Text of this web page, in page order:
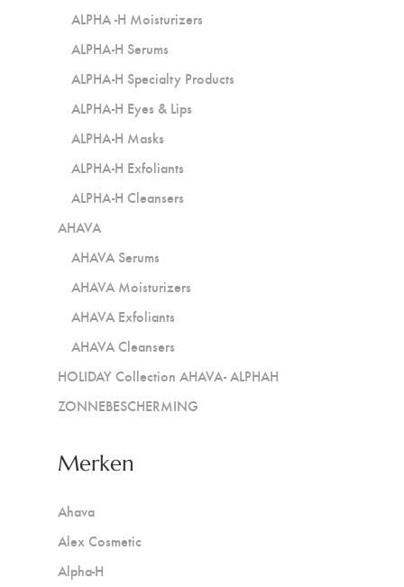
ALPHA -H Moisturizers
ALPHA-H Serums
ALPHA-H Specialty Products
ALPHA-H Eyes & Lips
ALPHA-H Masks
ALPHA-H Exfoliants
ALPHA-H Cleansers
AHAVA
AHAVA Serums
AHAVA Moisturizers
AHAVA Exfoliants
AHAVA Cleansers
HOLIDAY Collection AHAVA- ALPHAH
ZONNEBESCHERMING
Merken
Ahava
Alex Cosmetic
Alpha-H